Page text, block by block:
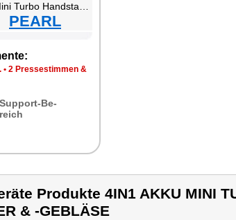
& -Ge­blä­se
PEARL
• 2 Pres­se­stim­men &
Sup­port-Be­
reich
Produkte 4IN1 AKKU MINI
& -GEBLÄSE